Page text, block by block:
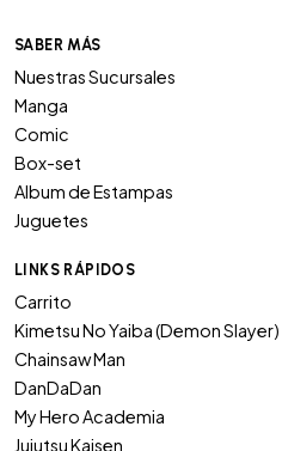
SABER MÁS
Nuestras Sucursales
Manga
Comic
Box-set
Album de Estampas
Juguetes
LINKS RÁPIDOS
Carrito
Kimetsu No Yaiba (Demon Slayer)
Chainsaw Man
DanDaDan
My Hero Academia
Jujutsu Kaisen